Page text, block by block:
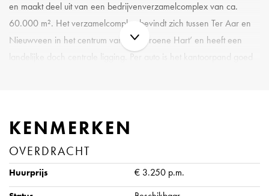
en maakt deel uit van een bedrijvenverzamelcomplex van ca.
60.000 m². Het verzamelcomplex bevindt zich tussen Ter Aar en
Nieuwveen in het centrum van het ‘Groene Hart’ en heeft een
landelijke doch centrale ligging. Per auto is het kantoorpand goed
zich op ongeveer 15 minuten loopafstand. Vanaf deze bushalte is
Luchthaven Schiphol.
BESTEMMINGSPLAN
KENMERKEN
OVERDRACHT
Huurprijs € 3.250 p.m.